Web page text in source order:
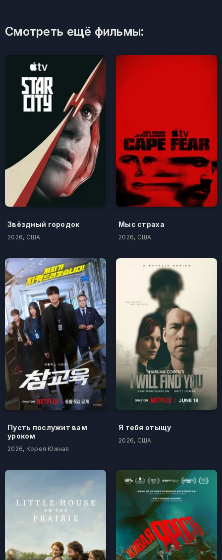
Смотреть ещё фильмы:
Звёздный городок
2026, США
Мыс страха
2026, США
Пусть послужит вам
уроком
2026, Корея Южная
Я тебя отыщу
2026, США